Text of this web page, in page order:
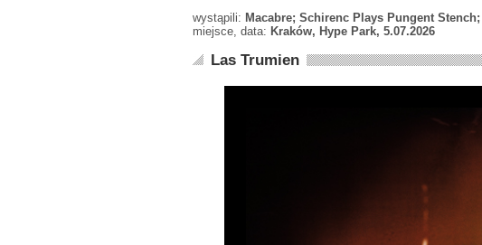
wystąpili: Macabre; Schirenc Plays Pungent
miejsce, data: Kraków, Hype Park, 5.07.2026
Las Trumien